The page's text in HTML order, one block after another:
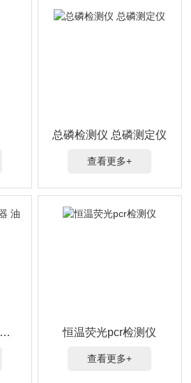
总磷检测仪 总磷测定仪
查看更多+
在线式油液颗粒计数器 油液清洁度监测仪 恒温荧光pcr检测仪
查看更多+